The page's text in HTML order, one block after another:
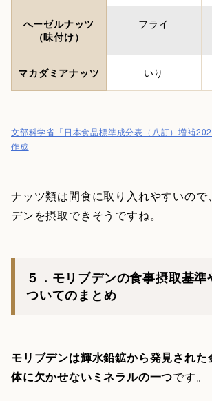
へーゼルナッツ
（味付け）
フライ
マカダミアナッツ いり
文部科学省「日本食品標準成分表（八訂）増補
作成
ナッツ類は間食に取り入れやすいので
デンを摂取できそうですね。
５．モリブデンの食事摂取基準
ついてのまとめ
モリブデンは輝水鉛鉱から発見された
体に欠かせないミネラルの一つです。